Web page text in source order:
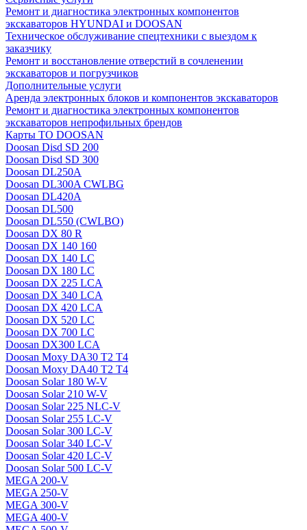
Ремонт и диагностика электронных компонентов
экскаваторов HYUNDAI и DOOSAN
Техническое обслуживание спецтехники с выездом к
заказчику
Ремонт и восстановление отверстий в сочленении
экскаваторов и погрузчиков
Дополнительные услуги
Аренда электронных блоков и компонентов экскаваторов
Ремонт и диагностика электронных компонентов
экскаваторов непрофильных брендов
Карты ТО DOOSAN
Doosan Disd SD 200
Doosan Disd SD 300
Doosan DL250A
Doosan DL300A CWLBG
Doosan DL420A
Doosan DL500
Doosan DL550 (CWLBO)
Doosan DX 80 R
Doosan DX 140 160
Doosan DX 140 LC
Doosan DX 180 LC
Doosan DX 225 LCA
Doosan DX 340 LCA
Doosan DX 420 LCA
Doosan DX 520 LC
Doosan DX 700 LC
Doosan DX300 LCA
Doosan Moxy DA30 T2 T4
Doosan Moxy DA40 T2 T4
Doosan Solar 180 W-V
Doosan Solar 210 W-V
Doosan Solar 225 NLC-V
Doosan Solar 255 LC-V
Doosan Solar 300 LC-V
Doosan Solar 340 LC-V
Doosan Solar 420 LC-V
Doosan Solar 500 LC-V
MEGA 200-V
MEGA 250-V
MEGA 300-V
MEGA 400-V